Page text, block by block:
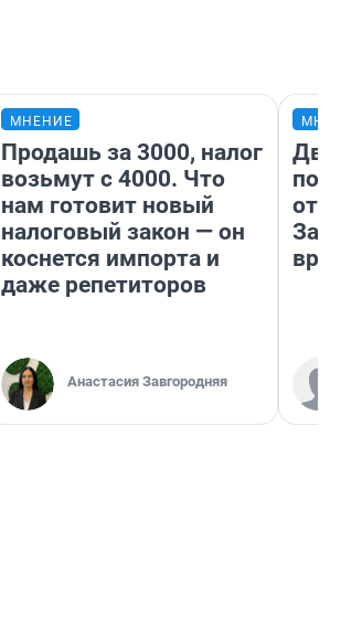
МНЕНИЕ
Продашь за 3000, налог
возьмут с 4000. Что
нам готовит новый
налоговый закон — он
коснется импорта и
даже репетиторов
Анастасия Завгородняя
Два
от